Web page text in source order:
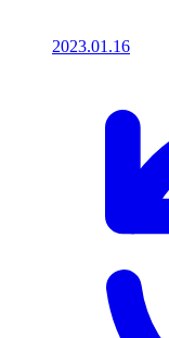
2023.01.16